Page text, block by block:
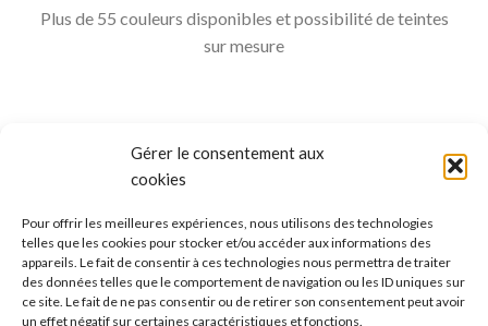
Gérer le consentement aux
cookies
Pour offrir les meilleures expériences, nous utilisons des technologies
telles que les cookies pour stocker et/ou accéder aux informations des
appareils. Le fait de consentir à ces technologies nous permettra de traiter
des données telles que le comportement de navigation ou les ID uniques sur
ce site. Le fait de ne pas consentir ou de retirer son consentement peut avoir
un effet négatif sur certaines caractéristiques et fonctions.
Plus de 55 couleurs disponibles et possibilité de teintes
sur mesure
ALLO BOX DÉCO
Une question ?